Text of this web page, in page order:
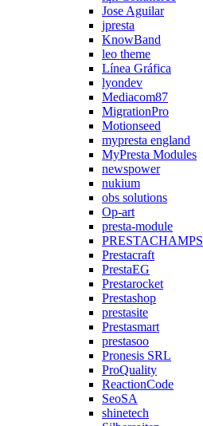
Jose Aguilar
jpresta
KnowBand
leo theme
Línea Gráfica
lyondev
Mediacom87
MigrationPro
Motionseed
mypresta england
MyPresta Modules
newspower
nukium
obs solutions
Op-art
presta-module
PRESTACHAMPS
Prestacraft
PrestaEG
Prestarocket
Prestashop
prestasite
Prestasmart
prestasoo
Pronesis SRL
ProQuality
ReactionCode
SeoSA
shinetech